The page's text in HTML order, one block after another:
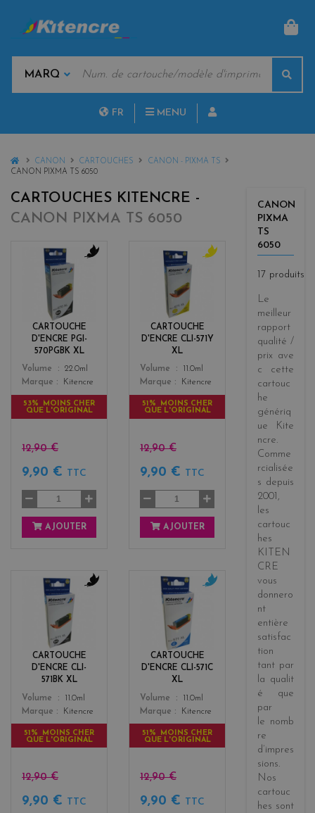
MARQUES
CLÉS
FR MENU
HOMECANON CARTOUCHES
CANON - PIXMA TS
CANON PIXMA TS 6050
CARTOUCHES KITENCRE -
CANON PIXMA TS 6050
CARTOUCHE
D'ENCRE PGI-
570PGBK XL
Color
k
Volume
22.0ml
Marque
Kitencre
53% MOINS CHER
QUE L'ORIGINAL
12,90 €
9,90 € TTC
AJOUTER
CARTOUCHE
D'ENCRE CLI-571Y
XL
Color
o
w
Volume
11.0ml
Marque
Kitencre
51% MOINS CHER
QUE L'ORIGINAL
12,90 €
9,90 € TTC
AJOUTER
CARTOUCHE
D'ENCRE CLI-
571BK XL
Color
k
Volume
11.0ml
Marque
Kitencre
51% MOINS CHER
QUE L'ORIGINAL
12,90 €
9,90 € TTC
CARTOUCHE
D'ENCRE CLI-571C
XL
Color
Volume
11.0ml
Marque
Kitencre
51% MOINS CHER
QUE L'ORIGINAL
12,90 €
9,90 € TTC
CANON
PIXMA
TS
6050
17 produits
Le
meilleur
rapport
qualité /
prix ave
c cette
cartouc
he
génériq
ue
Kite
ncre.
Comme
rcialisée
s depuis
2001 ,
les
cartouc
hes
KITEN
CRE
vous
donnero
nt
entière
satisfac
tion
tant par
la qualit
é que
par
le nomb
re
d’impres
sions.
Nos
cartouc
hes sont